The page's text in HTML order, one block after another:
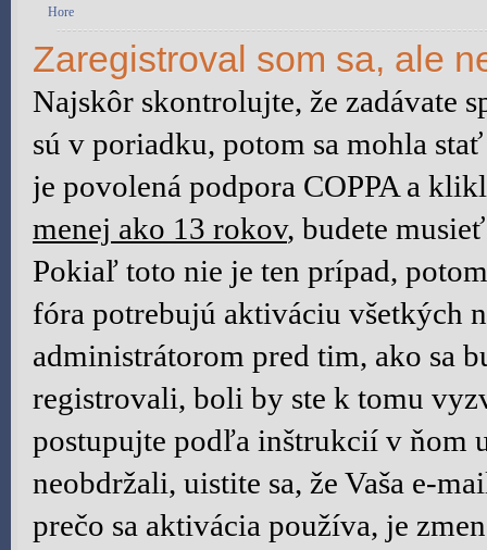
Hore
Zaregistroval som sa, ale
Najskôr skontrolujte, že zadávate
sú v poriadku, potom sa mohla
je povolená podpora COPPA a
menej ako 13 rokov, budete
Pokiaľ toto nie je ten prípad,
fóra potrebujú aktiváciu všetkých
administrátorom pred tim, ako sa
registrovali, boli by ste k tomu
postupujte podľa inštrukcií v ňom
neobdržali, uistite sa, že Vaša e-
prečo sa aktivácia používa, je